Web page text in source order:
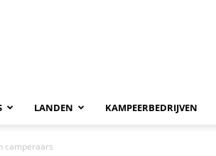
LANDEN KAMPEERBEDRIJVEN
camperaars